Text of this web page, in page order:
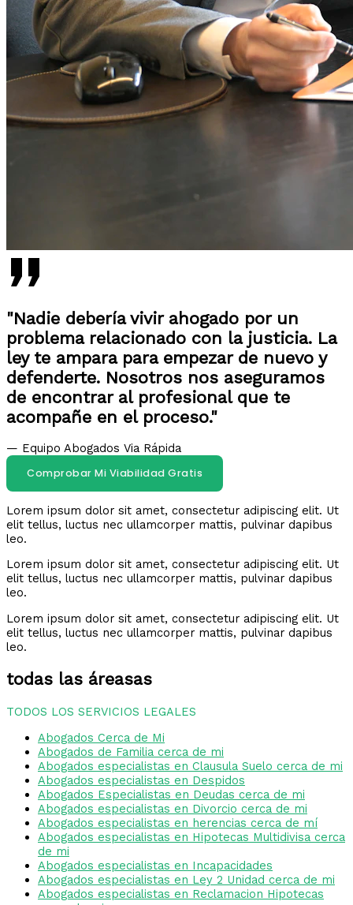
"Nadie debería vivir ahogado por un
problema relacionado con la justicia. La
ley te ampara para empezar de nuevo y
defenderte. Nosotros nos aseguramos
de encontrar al profesional que te
acompañe en el proceso."
— Equipo Abogados Via Rápida
Comprobar Mi Viabilidad Gratis
Lorem ipsum dolor sit amet, consectetur adipiscing elit. Ut
elit tellus, luctus nec ullamcorper mattis, pulvinar dapibus
leo.
Lorem ipsum dolor sit amet, consectetur adipiscing elit. Ut
elit tellus, luctus nec ullamcorper mattis, pulvinar dapibus
leo.
Lorem ipsum dolor sit amet, consectetur adipiscing elit. Ut
elit tellus, luctus nec ullamcorper mattis, pulvinar dapibus
leo.
todas las áreasas
TODOS LOS SERVICIOS LEGALES
Abogados Cerca de Mi
Abogados de Familia cerca de mi
Abogados especialistas en Clausula Suelo cerca de mi
Abogados especialistas en Despidos
Abogados Especialistas en Deudas cerca de mi
Abogados especialistas en Divorcio cerca de mi
Abogados especialistas en herencias cerca de mí
Abogados especialistas en Hipotecas Multidivisa cerca
de mi
Abogados especialistas en Incapacidades
Abogados especialistas en Ley 2 Unidad cerca de mi
Abogados especialistas en Reclamacion Hipotecas